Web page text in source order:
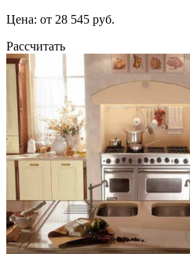
Цена: от 28 545 руб.
Рассчитать